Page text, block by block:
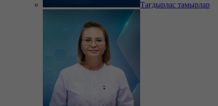
Тағдырлас тамырлар